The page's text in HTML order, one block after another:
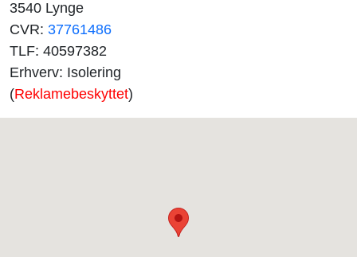
3540 Lynge
CVR: 37761486
TLF: 40597382
Erhverv: Isolering
(Reklamebeskyttet)